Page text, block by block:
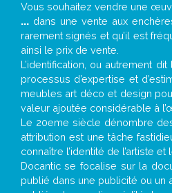
Vous souhaitez vendre une
...dans une vente aux
rarement signés et qu’il est
ainsi le prix de vente.
L’identification, ou autrement
processus d’expertise et
meubles art déco et design
valeur ajoutée considérable à
Le 20eme siècle dénombre
attribution est une tâche
connaître l’identité de l’artiste
Docantic se focalise sur la
publié dans une publicité ou